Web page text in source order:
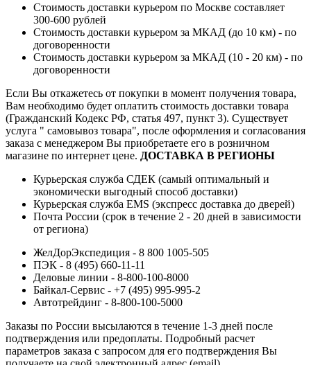
Стоимость доставки курьером по Москве составляет
300-600 рублей
Стоимость доставки курьером за МКАД (до 10 км) - по
договоренности
Стоимость доставки курьером за МКАД (10 - 20 км) - по
договоренности
Если Вы откажетесь от покупки в момент получения товара,
Вам необходимо будет оплатить стоимость доставки товара
(Гражданский Кодекс РФ, статья 497, пункт 3). Существует
услуга " самовывоз товара", после оформления и согласования
заказа с менеджером Вы приобретаете его в розничном
магазине по интернет цене. ДОСТАВКА В РЕГИОНЫ
Курьерская служба СДЕК (самый оптимальный и
экономически выгодный способ доставки)
Курьерская служба EMS (экспресс доставка до дверей)
Почта России (срок в течение 2 - 20 дней в зависимости
от региона)
ЖелДорЭкспедиция - 8 800 1005-505
ПЭК - 8 (495) 660-11-11
Деловые линии - 8-800-100-8000
Байкал-Сервис - +7 (495) 995-995-2
Автотрейдинг - 8-800-100-5000
Заказы по России высылаются в течение 1-3 дней после
подтверждения или предоплаты. Подробный расчет
параметров заказа с запросом для его подтверждения Вы